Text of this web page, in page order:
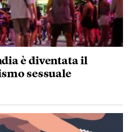
è diventata il
sessuale